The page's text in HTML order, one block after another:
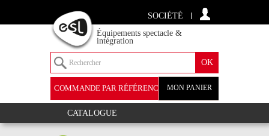
SOCIÉTÉ
Équipements spectacle &
intégration
MON PANIER
COMMANDE PAR RÉFÉRENCE
CATALOGUE